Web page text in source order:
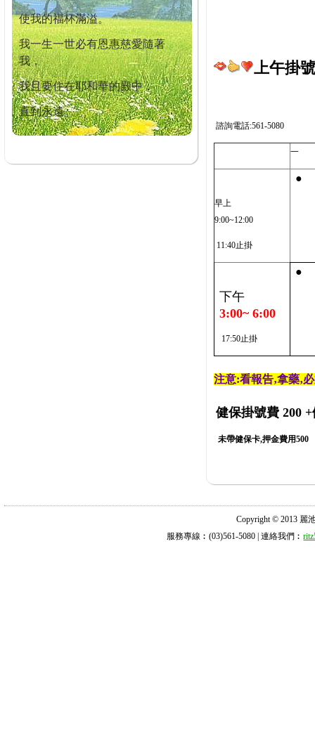
使我的福杯滿溢。
我一生一世必有恩惠慈愛隨著
我，
我且要住在耶和華的殿中，
直到永遠。
上午掛
諮詢電話:561-5080
一
早上
9:00~12:00
11:40止掛
●
下午
3:00~ 6:00
17:50止掛
●
注意:看報告‚拿藥‚
健保掛號費 200 +
未帶健保卡,押金費用500
Copyright © 2013 麗
服務專線︰(03)561-5080 | 連絡我們︰